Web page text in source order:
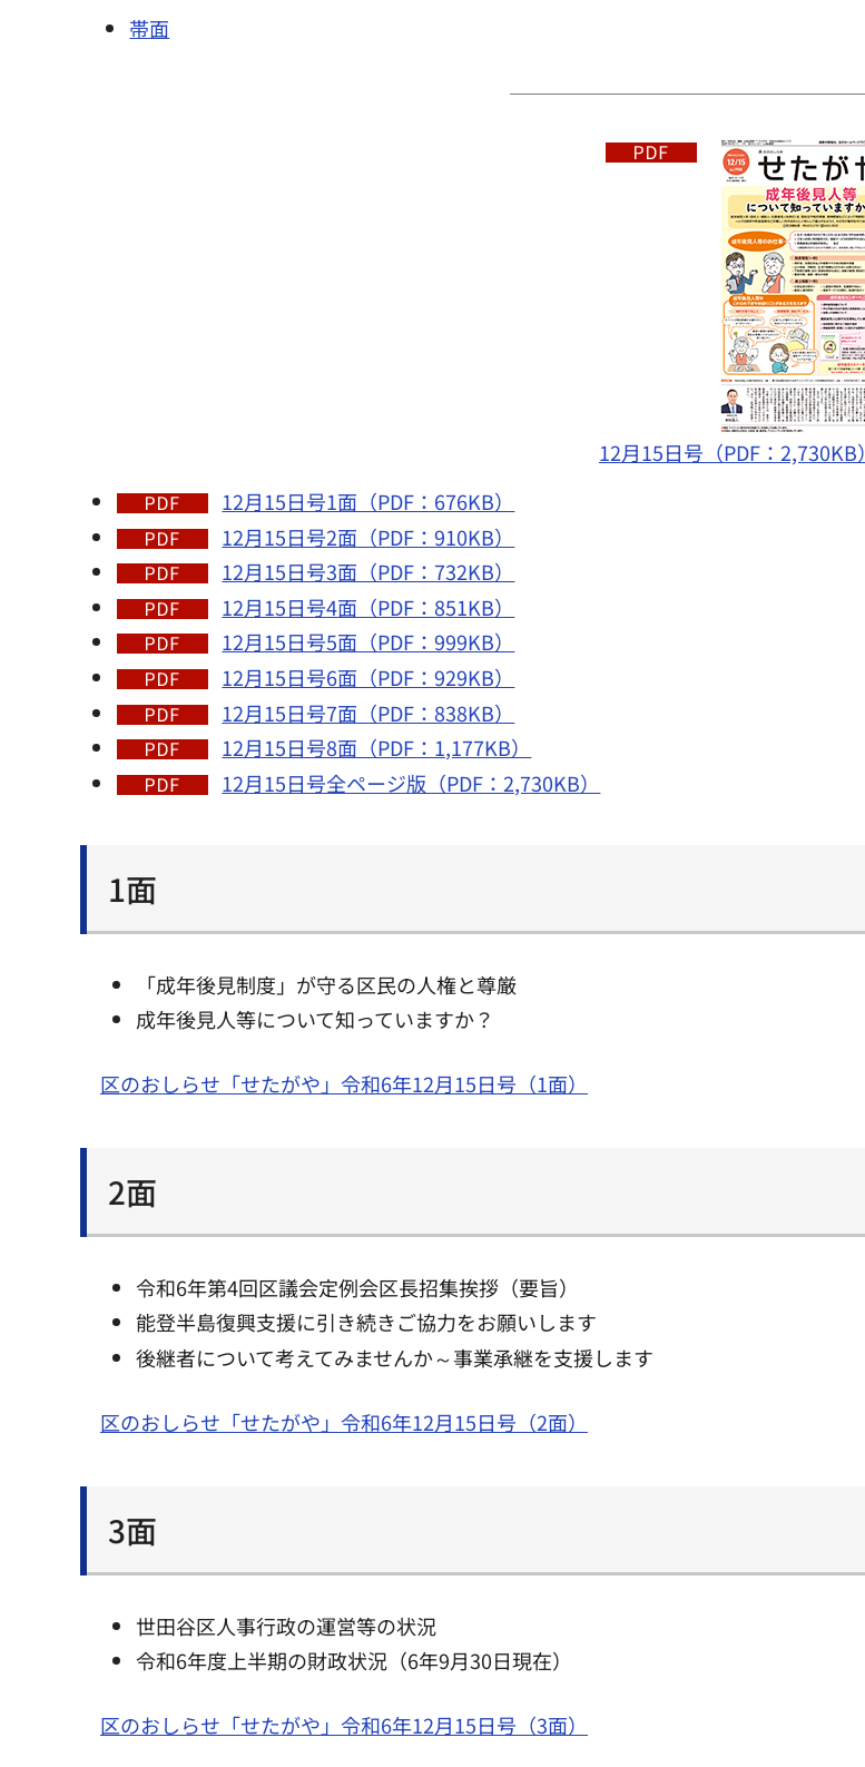
帯面
12月15日号（PDF：2,730KB）
12月15日号1面（PDF：676KB）
12月15日号2面（PDF：910KB）
12月15日号3面（PDF：732KB）
12月15日号4面（PDF：851KB）
12月15日号5面（PDF：999KB）
12月15日号6面（PDF：929KB）
12月15日号7面（PDF：838KB）
12月15日号8面（PDF：1,177KB）
12月15日号全ページ版（PDF：2,730KB）
1面
「成年後見制度」が守る区民の人権と尊厳
成年後見人等について知っていますか？
区のおしらせ「せたがや」令和6年12月15日号（1面）
2面
令和6年第4回区議会定例会区長招集挨拶（要旨）
能登半島復興支援に引き続きご協力をお願いします
後継者について考えてみませんか～事業承継を支援します
区のおしらせ「せたがや」令和6年12月15日号（2面）
3面
世田谷区人事行政の運営等の状況
令和6年度上半期の財政状況（6年9月30日現在）
区のおしらせ「せたがや」令和6年12月15日号（3面）